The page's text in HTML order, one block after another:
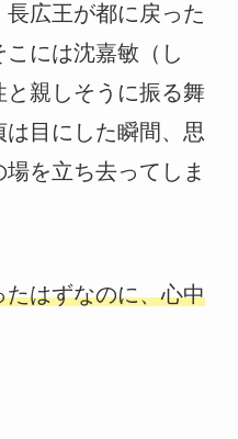
広王が都に戻った
には沈嘉敏（し
親しそうに振る舞
目にした瞬間、思
を立ち去ってしま
はずなのに、心中